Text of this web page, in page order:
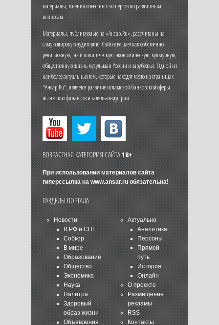
материалы, мнения известных экспертов по различным
вопросам.
Материалы, публикуемые на «Ансар.Ru», рассчитаны на
самую широкую аудиторию. Сайт освещает как собственно
религиозную, так и политическую, экономическую, культурную,
общественную жизнь мусульман России и зарубежья. Одной из
наиболее актуальных тем, которые находят место на страницах
"Ансар.Ru", является развитие исламской банковской сферы,
исламских финансов и халяль-индустрии.
ВОЗРАСТНАЯ КАТЕГОРИЯ САЙТА18+
При использовании материалов сайта
гиперссылка на www.ansar.ruобязательна!
РАЗДЕЛЫ ПОРТАЛА
Новости
В РФ и СНГ
Собкор
В мире
Образование
Общество
Экономика
Наука
Палитра
Здоровый
образ жизни
Объявления
Актуально
Аналитика
Персоны
Прямой
путь
История
Онлайн
О проекте
Размещение
рекламы
RSS
Контакты